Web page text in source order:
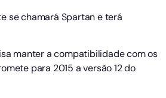
se chamará Spartan e terá
manter a compatibilidade com os
para 2015 a versão 12 do